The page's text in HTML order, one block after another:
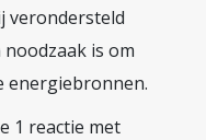
verondersteld
is om
energiebronnen.
1 reactie met